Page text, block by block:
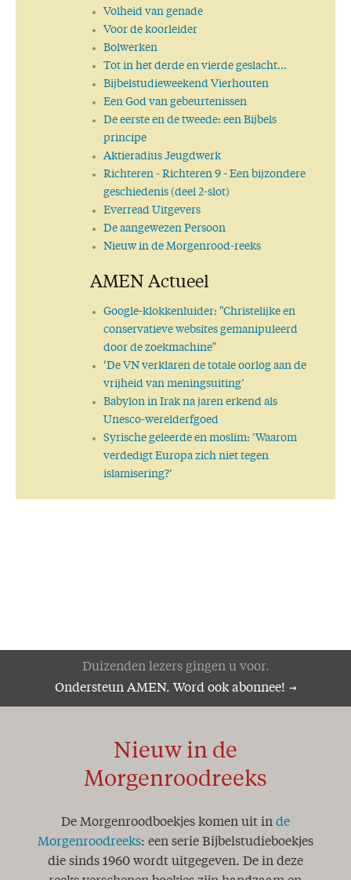
Volheid van genade
Voor de koorleider
Bolwerken
Tot in het derde en vierde geslacht...
Bijbelstudieweekend Vierhouten
Een God van gebeurtenissen
De eerste en de tweede: een Bijbels
principe
Aktieradius Jeugdwerk
Richteren- Richteren 9 - Een bijzondere
geschiedenis (deel 2-slot)
Everread Uitgevers
De aangewezen Persoon
Nieuw in de Morgenrood-reeks
AMEN Actueel
Google-klokkenluider: "Christelijke en
conservatieve websites gemanipuleerd
door de zoekmachine"
‘De VN verklaren de totale oorlog aan de
vrijheid van meningsuiting’
Babylon in Irak na jaren erkend als
Unesco-werelderfgoed
Syrische geleerde en moslim: ’Waarom
verdedigt Europa zich niet tegen
islamisering?’
Duizenden lezers gingen u voor.
Ondersteun AMEN. Word ook abonnee!
Nieuw in de
Morgenroodreeks
De Morgenroodboekjes komen uit in de
Morgenroodreeks: een serie Bijbelstudieboekjes
die sinds 1960 wordt uitgegeven. De in deze